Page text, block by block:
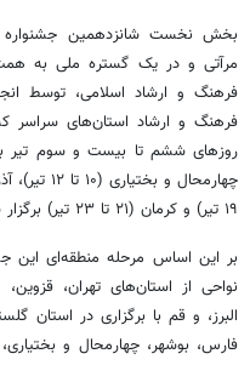
بخش نخست شانزدهمین جشنواره
مرآتی و در یک گستره ملی به
فرهنگ و ارشاد اسلامی، توسط
فرهنگ و ارشاد استان‌های سراسر
۱۹ تیر) و کرمان (۲۱ تا ۲۳ تیر) برگزار شد.
بر این اساس مرحله منطقه‌ای این
نواحی از استان‌های تهران،
البرز، و قم با برگزاری در استان
فارس، بوشهر، چهارمحال و